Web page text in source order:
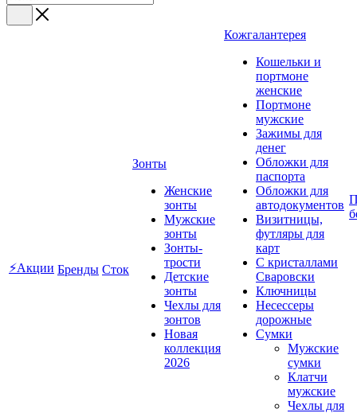
⚡Акции Бренды Сток
Зонты
Женские
зонты
Мужские
зонты
Зонты-
трости
Детские
зонты
Чехлы для
зонтов
Новая
коллекция
2026
Кожгалантерея
Кошельки и
портмоне
женские
Портмоне
мужские
Зажимы для
денег
Обложки для
паспорта
Обложки для
автодокументов
Визитницы,
футляры для
карт
C кристаллами
Сваровски
Ключницы
Несессеры
дорожные
Сумки
Мужские
сумки
Клатчи
мужские
Чехлы для